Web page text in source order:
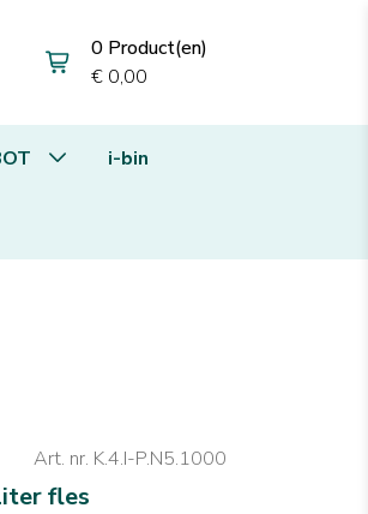
0 Product(en)
€ 0,00
i-bin
Art. nr. K.4.I-P.N5.1000
fles